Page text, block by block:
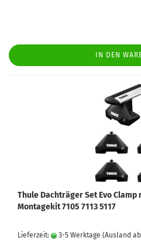
IN DEN
Thule Dachträger Set Evo Clamp
Montagekit 7105 7113 5117
Lieferzeit: 3-5 Werktage (Ausland